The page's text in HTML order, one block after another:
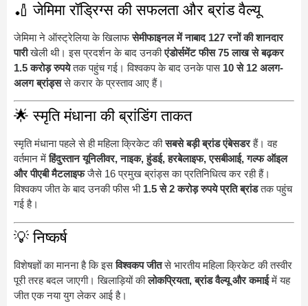
🏏 जेमिमा रॉड्रिग्स की सफलता और ब्रांड वैल्यू
जेमिमा ने ऑस्ट्रेलिया के खिलाफसेमीफाइनल में नाबाद 127 रनों की शानदार
पारीखेली थी। इस प्रदर्शन के बाद उनकीएंडोर्समेंट फीस 75 लाख से बढ़कर
1.5 करोड़ रुपयेतक पहुंच गई। विश्वकप के बाद उनके पास 10 से 12 अलग-
अलग ब्रांड्ससे करार के प्रस्ताव आए हैं।
🌟 स्मृति मंधाना की ब्रांडिंग ताकत
स्मृति मंधाना पहले से ही महिला क्रिकेट कीसबसे बड़ी ब्रांड एंबेसडरहैं। वह
वर्तमान मेंहिंदुस्तान यूनिलीवर, नाइक, हुंडई, हरबेलाइफ, एसबीआई, गल्फ ऑइल
और पीएबी मैटलाइफजैसे 16 प्रमुख ब्रांड्स का प्रतिनिधित्व कर रही हैं।
विश्वकप जीत के बाद उनकी फीस भी 1.5 से 2 करोड़ रुपये प्रति ब्रांडतक पहुंच
गई है।
💡 निष्कर्ष
विशेषज्ञों का मानना है कि इसविश्वकप जीतसे भारतीय महिला क्रिकेट की तस्वीर
पूरी तरह बदल जाएगी। खिलाड़ियों कीलोकप्रियता, ब्रांड वैल्यू और कमाईमें यह
जीत एक नया युग लेकर आई है।